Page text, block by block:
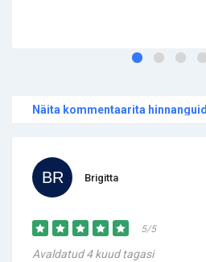
Näita kommentaarita hinnanguid
Brigitta
5/5
Avaldatud 4 kuud tagasi